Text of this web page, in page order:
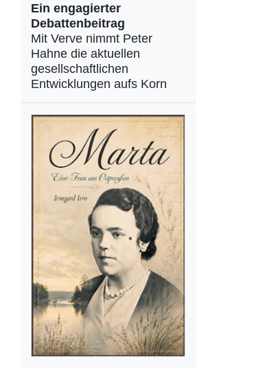
Ein engagierter
Debattenbeitrag
Mit Verve nimmt Peter
Hahne die aktuellen
gesellschaftlichen
Entwicklungen aufs Korn